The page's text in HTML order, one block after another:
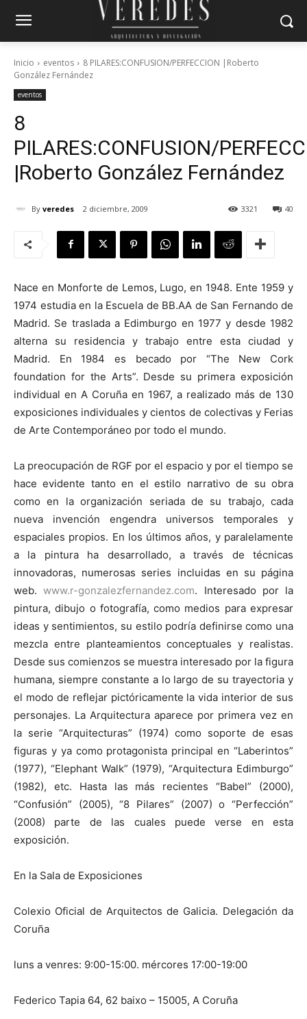
Inicio eventos
8 PILARES:CONFUSION/PERFECCION |Roberto
González Fernández
eventos
8
PILARES:CONFUSION/
|Roberto González Fernández
By veredes 2 diciembre, 2009 40
3321
Nace en Monforte de Lemos, Lugo, en 1948. Ente 1959 y
1974 estudia en la Escuela de BB.AA de San Fernando de
Madrid. Se traslada a Edimburgo en 1977 y desde 1982
alterna su residencia y trabajo entre esta ciudad y
Madrid. En 1984 es becado por “The New Cork
foundation for the Arts”. Desde su primera exposición
individual en A Coruña en 1967, a realizado más de 130
exposiciones individuales y cientos de colectivas y Ferias
de Arte Contemporáneo por todo el mundo.
La preocupación de RGF por el espacio y por el tiempo se
hace evidente tanto en el estilo narrativo de su obra
como en la organización seriada de su trabajo, cada
nueva invención engendra universos temporales y
espaciales propios. En los últimos años, y paralelamente
a la pintura ha desarrollado, a través de técnicas
innovadoras, numerosas series incluidas en su página
web.www.r-gonzalezfernandez.com. Interesado por la
pintura, dibujo o fotografía, como medios para expresar
ideas y sentimientos, su estilo podría definirse como una
mezcla entre planteamientos conceptuales y realistas.
Desde sus comienzos se muestra interesado por la figura
humana, siempre constante a lo largo de su trayectoria y
el modo de reflejar pictóricamente la vida interior de sus
personajes. La Arquitectura aparece por primera vez en
la serie “Arquitecturas” (1974) como soporte de esas
figuras y ya como protagonista principal en “Laberintos”
(1977), “Elephant Walk” (1979), “Arquitectura Edimburgo”
(1982), etc. Hasta las más recientes “Babel” (2000),
“Confusión” (2005), “8 Pilares” (2007) o “Perfección”
(2008) parte de las cuales puede verse en esta
exposición.
En la Sala de Exposiciones
Colexio Oficial de Arquitectos de Galicia. Delegación da
Coruña
luns a venres: 9:00-15:00. mércores 17:00-19:00
Federico Tapia 64, 62 baixo – 15005, A Coruña